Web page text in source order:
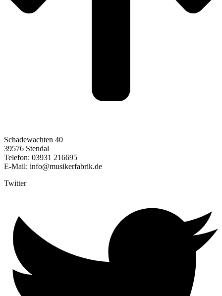
Schadewachten 40
39576 Stendal
Telefon: 03931 216695
E-Mail: info@musikerfabrik.de
Twitter